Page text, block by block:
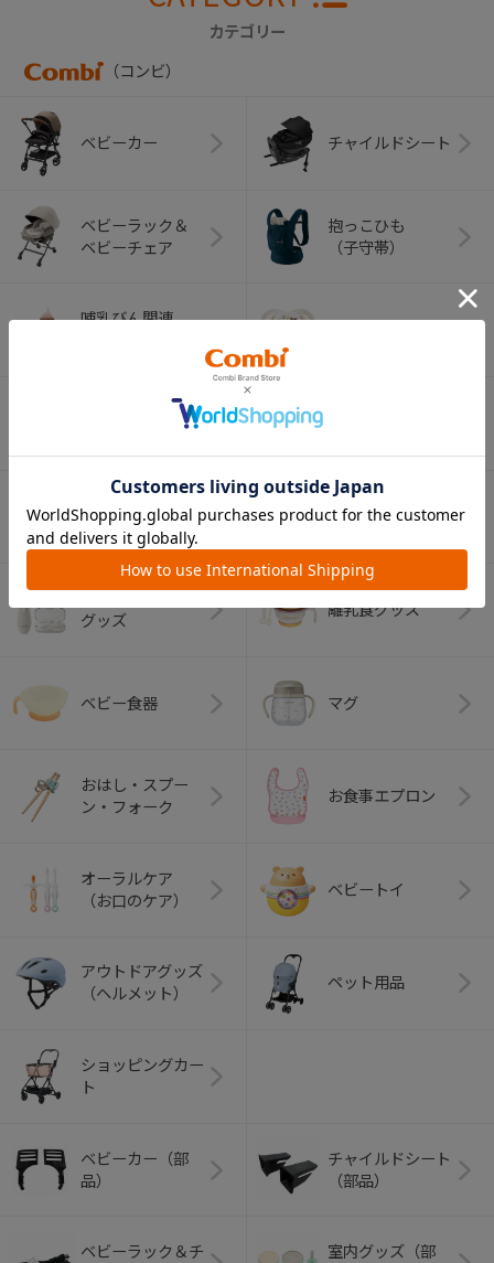
カテゴリー
（コンビ）
ベビーカー チャイルドシート
ベビーラック＆
ベビーチェア
抱っこひも
（子守帯）
哺乳びん関連
室内グッズ
ベビーふとん・ベ
ビーベッド
グッズ
離乳食グッズ
ベビー食器 マグ
おはし・スプー
ン・フォーク
お食事エプロン
オーラルケア
（お口のケア）
ベビートイ
アウトドアグッズ
（ヘルメット）
ペット用品
ショッピングカー
ト
ベビーカー（部
品）
チャイルドシート
（部品）
ベビーラック＆チ
室内グッズ（部